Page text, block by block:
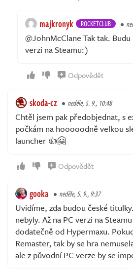
majkronyk ROCKETCLUB
@JohnMcClane Tak tak.
verzi na Steamu:)
Odpovědět
skoda-cz neděle, 5. 9., 10:48
Chtěl jsem pak předobjednat, s
počkám na hooooodně velkou
launcher 👍🤗
Odpovědět
gooka neděle, 5. 9., 9:37
Uvidíme, zda budou české
nebyly. Až na PC verzi na
dodatečně od Hypermaxu.
Remaster, tak by se hra
ale z původní PC verze by se